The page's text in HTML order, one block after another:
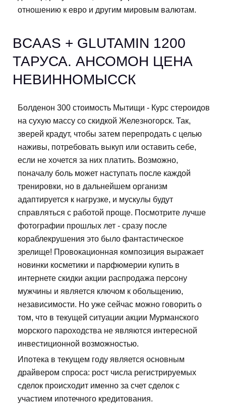
отношению к евро и другим мировым валютам.
BCAAS + GLUTAMIN 1200
ТАРУСА. АНСОМОН ЦЕНА
НЕВИННОМЫССК
Болденон 300 стоимость Мытищи - Курс стероидов
на сухую массу со скидкой Железногорск. Так,
зверей крадут, чтобы затем перепродать с целью
наживы, потребовать выкуп или оставить себе,
если не хочется за них платить. Возможно,
поначалу боль может наступать после каждой
тренировки, но в дальнейшем организм
адаптируется к нагрузке, и мускулы будут
справляться с работой проще. Посмотрите лучше
фотографии прошлых лет - сразу после
кораблекрушения это было фантастическое
зрелище! Провокационная композиция выражает
новинки косметики и парфюмерии купить в
интернете скидки акции распродажа персону
мужчины и является ключом к обольщению,
независимости. Но уже сейчас можно говорить о
том, что в текущей ситуации акции Мурманского
морского пароходства не являются интересной
инвестиционной возможностью.
Ипотека в текущем году является основным
драйвером спроса: рост числа регистрируемых
сделок происходит именно за счет сделок с
участием ипотечного кредитования.